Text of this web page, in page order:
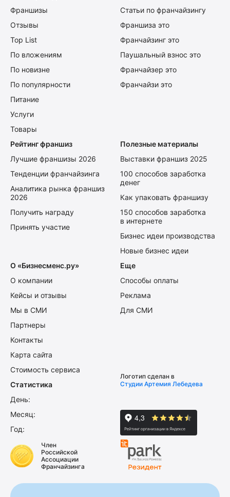
Франшизы
Отзывы
Top List
По вложениям
По новизне
По популярности
Питание
Услуги
Товары
Статьи по франчайзингу
Франшиза это
Франчайзинг это
Паушальный взнос это
Франчайзер это
Франчайзи это
Рейтинг франшиз
Лучшие франшизы 2026
Тенденции франчайзинга
Аналитика рынка франшиз
2026
Получить награду
Принять участие
Полезные материалы
Выставки франшиз 2025
100 способов заработка
денег
Как упаковать франшизу
150 способов заработка
в интернете
Бизнес идеи производства
Новые бизнес идеи
О «Бизнесменс.ру»
О компании
Кейсы и отзывы
Мы в СМИ
Партнеры
Контакты
Карта сайта
Стоимость сервиса
Еще
Способы оплаты
Реклама
Для СМИ
Статистика
День:
Месяц:
Год:
Логотип сделан в
Студии Артемия Лебедева
Член
Российской
Ассоциации
Франчайзинга